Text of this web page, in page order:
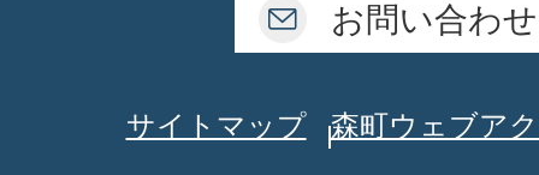
お問い合わせ
サイトマップ 森町ウェブア